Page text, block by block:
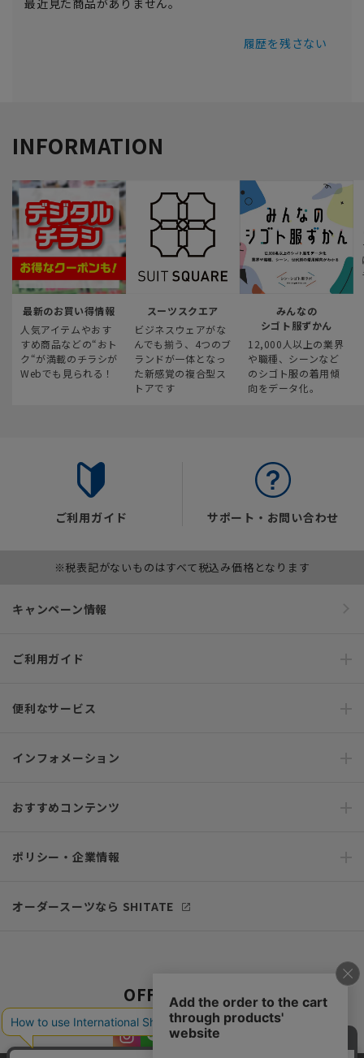
最近見た商品がありません。
履歴を残さない
INFORMATION
最新のお買い得情報
人気アイテムやおす
すめ商品などの“おト
ク“が満載のチラシが
Webでも見られる！
スーツスクエア
ビジネスウェアがな
んでも揃う、4つのブ
ランドが一体となっ
た新感覚の複合型ス
トアです
みんなの
シゴト服ずかん
12,000人以上の業界
や職種、シーンなど
のシゴト服の着用傾
向をデータ化。
ご利用ガイド サポート・お問い合わせ
※税表記がないものはすべて税込み価格となります
キャンペーン情報
ご利用ガイド
便利なサービス
インフォメーション
おすすめコンテンツ
ポリシー・企業情報
オーダースーツなら SHITATE
OFFICIAL SNS